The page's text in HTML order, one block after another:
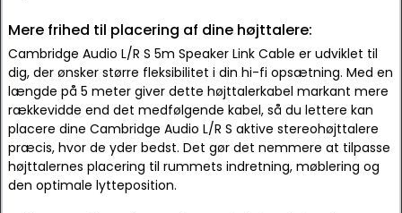
Mere frihed til placering af dine højttalere:
Cambridge Audio L/R S 5m Speaker Link Cable er udviklet til
dig, der ønsker større fleksibilitet i din hi-fi opsætning. Med en
længde på 5 meter giver dette højttalerkabel markant mere
rækkevidde end det medfølgende kabel, så du lettere kan
placere dine Cambridge Audio L/R S aktive stereohøjttalere
præcis, hvor de yder bedst. Det gør det nemmere at tilpasse
højttalernes placering til rummets indretning, møblering og
den optimale lytteposition.